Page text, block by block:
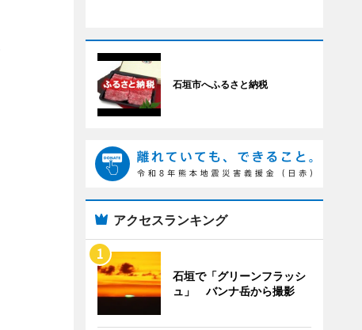
石垣市へふるさと納税
アクセスランキング
石垣で「グリーンフラッシ
ュ」 バンナ岳から撮影